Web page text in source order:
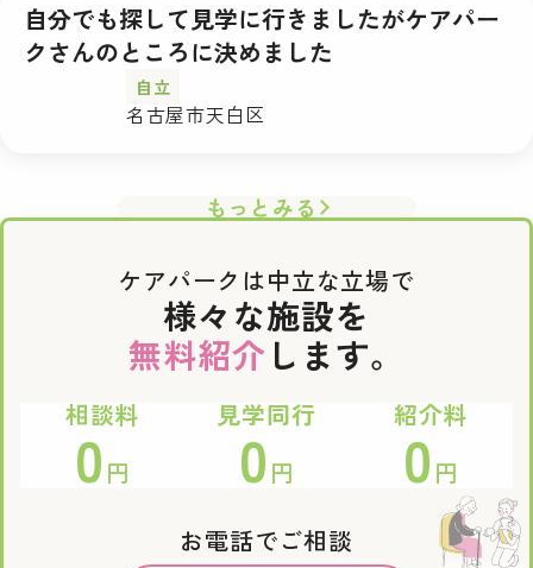
自分でも探して見学に行きましたがケアパー
クさんのところに決めました
自立
名古屋市天白区
もっとみる
ケアパークは中立な立場で
様々な施設を
無料紹介 します。
相談料
0 円
見学同行
0 円
紹介料
0 円
お電話でご相談